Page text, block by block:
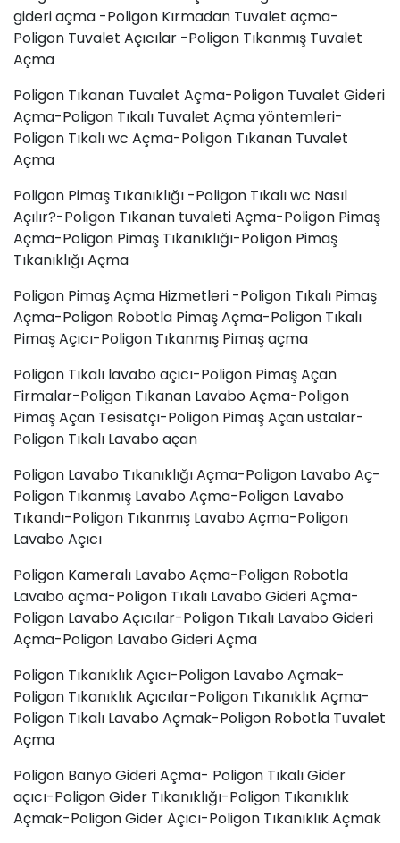
gideri açma -Poligon Kırmadan Tuvalet açma-
Poligon Tuvalet Açıcılar -Poligon Tıkanmış Tuvalet
Açma
Poligon Tıkanan Tuvalet Açma-Poligon Tuvalet Gideri
Açma-Poligon Tıkalı Tuvalet Açma yöntemleri-
Poligon Tıkalı wc Açma-Poligon Tıkanan Tuvalet
Açma
Poligon Pimaş Tıkanıklığı -Poligon Tıkalı wc Nasıl
Açılır?-Poligon Tıkanan tuvaleti Açma-Poligon Pimaş
Açma-Poligon Pimaş Tıkanıklığı-Poligon Pimaş
Tıkanıklığı Açma
Poligon Pimaş Açma Hizmetleri -Poligon Tıkalı Pimaş
Açma-Poligon Robotla Pimaş Açma-Poligon Tıkalı
Pimaş Açıcı-Poligon Tıkanmış Pimaş açma
Poligon Tıkalı lavabo açıcı-Poligon Pimaş Açan
Firmalar-Poligon Tıkanan Lavabo Açma-Poligon
Pimaş Açan Tesisatçı-Poligon Pimaş Açan ustalar-
Poligon Tıkalı Lavabo açan
Poligon Lavabo Tıkanıklığı Açma-Poligon Lavabo Aç-
Poligon Tıkanmış Lavabo Açma-Poligon Lavabo
Tıkandı-Poligon Tıkanmış Lavabo Açma-Poligon
Lavabo Açıcı
Poligon Kameralı Lavabo Açma-Poligon Robotla
Lavabo açma-Poligon Tıkalı Lavabo Gideri Açma-
Poligon Lavabo Açıcılar-Poligon Tıkalı Lavabo Gideri
Açma-Poligon Lavabo Gideri Açma
Poligon Tıkanıklık Açıcı-Poligon Lavabo Açmak-
Poligon Tıkanıklık Açıcılar-Poligon Tıkanıklık Açma-
Poligon Tıkalı Lavabo Açmak-Poligon Robotla Tuvalet
Açma
Poligon Banyo Gideri Açma- Poligon Tıkalı Gider
açıcı-Poligon Gider Tıkanıklığı-Poligon Tıkanıklık
Açmak-Poligon Gider Açıcı-Poligon Tıkanıklık Açmak